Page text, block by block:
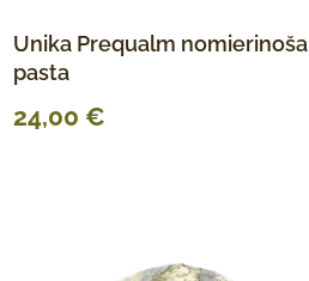
Unika Prequalm nomierinoša
pasta
24,00 €